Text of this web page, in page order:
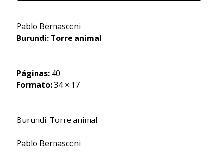
Pablo Bernasconi
Burundi: Torre animal
Páginas:40
Formato:34 × 17
Burundi: Torre animal
Pablo Bernasconi